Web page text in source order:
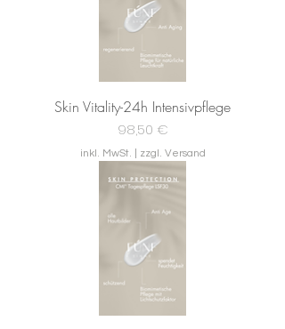
Skin Vitality-24h Intensivpflege
Preis
98,50 €
inkl. MwSt. zzgl. Versand